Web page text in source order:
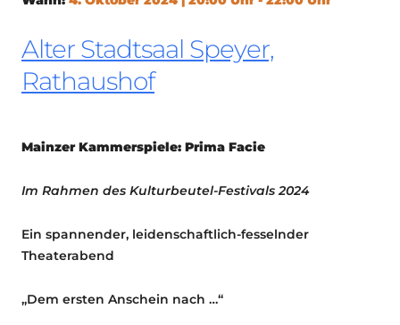
Alter Stadtsaal Speyer,
Rathaushof
Mainzer Kammerspiele: Prima Facie
Im Rahmen des Kulturbeutel-Festivals 2024
Ein spannender, leidenschaftlich-fesselnder
Theaterabend
„Dem ersten Anschein nach …“